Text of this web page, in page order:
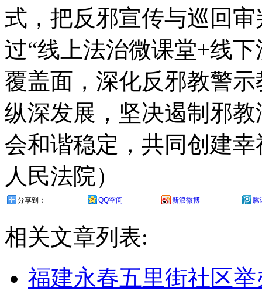
式，把反邪宣传与巡回
过“线上法治微课堂+线
覆盖面，深化反邪教警
纵深发展，坚决遏制邪
会和谐稳定，共同创建
人民法院）
分享到： QQ空间 新浪微博 腾
相关文章列表:
福建永春五里街社区